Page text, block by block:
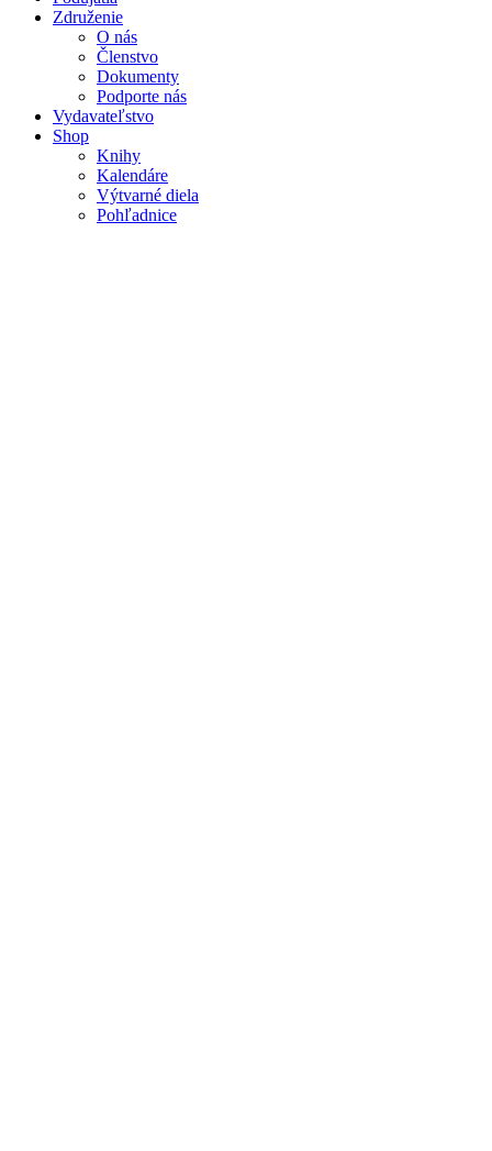
Združenie
O nás
Členstvo
Dokumenty
Podporte nás
Vydavateľstvo
Shop
Knihy
Kalendáre
Výtvarné diela
Pohľadnice